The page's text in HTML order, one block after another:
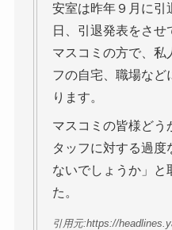
安室は昨年９月に引
日、引退発表をさ
マスコミの方で、私
フの自宅、職場など
ります。
マスコミの皆様どう
タッフに対する過度
ないでしょうか」と
た。
引用元:https://